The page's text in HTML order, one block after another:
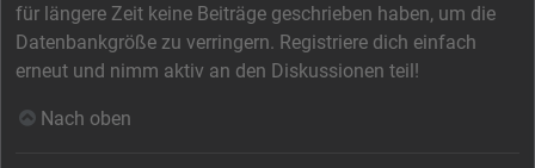
für längere Zeit keine Beiträge geschrieben haben, um die
Datenbankgröße zu verringern. Registriere dich einfach
erneut und nimm aktiv an den Diskussionen teil!
Nach oben